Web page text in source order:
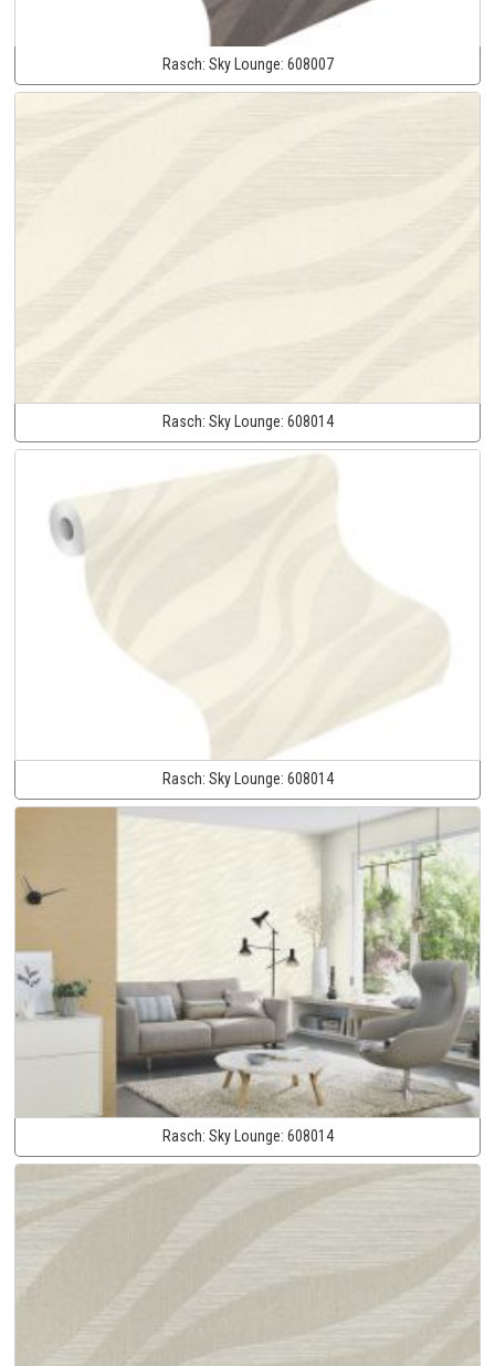
Rasch: Sky Lounge: 608007
Rasch: Sky Lounge: 608014
Rasch: Sky Lounge: 608014
Rasch: Sky Lounge: 608014